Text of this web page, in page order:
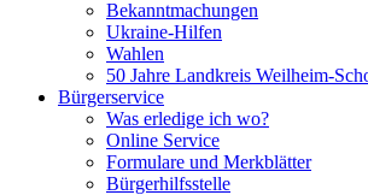
Bekanntmachungen
Ukraine-Hilfen
Wahlen
50 Jahre Landkreis Weilheim-
Bürgerservice
Was erledige ich wo?
Online Service
Formulare und Merkblätter
Bürgerhilfsstelle